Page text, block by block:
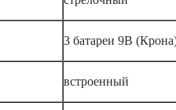
3 батареи 9В
встроенный